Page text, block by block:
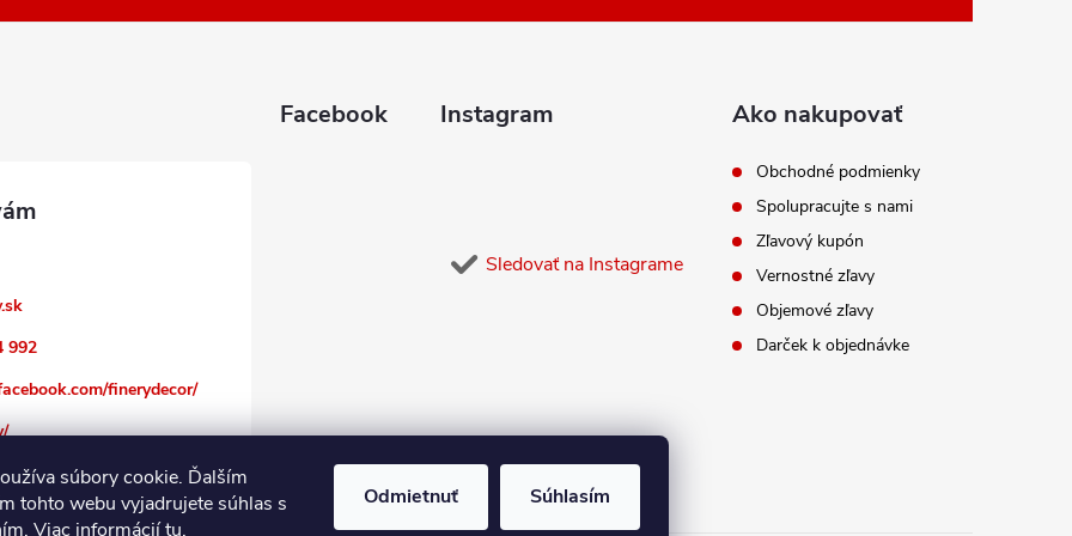
súbory cookie. Ďalším
tohto webu vyjadrujete súhlas s
Viac informáciítu.
Odmietnuť Súhlasím
992
finerydecor/
Facebook Instagram
Sledovať na Instagrame
Ako nakupovať
Obchodné podmienky
Spolupracujte s nami
Zľavový kupón
Vernostné zľavy
Objemové zľavy
Darček k objednávke